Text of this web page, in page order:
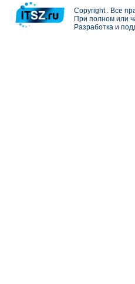
Copyright . Все
При полном или
Разработка и